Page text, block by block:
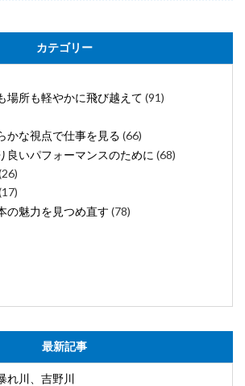
カテゴリー
所も軽やかに飛び越えて (91)
な視点で仕事を見る (66)
いパフォーマンスのために (68)
魅力を見つめ直す (78)
最新記事
れ川、吉野川